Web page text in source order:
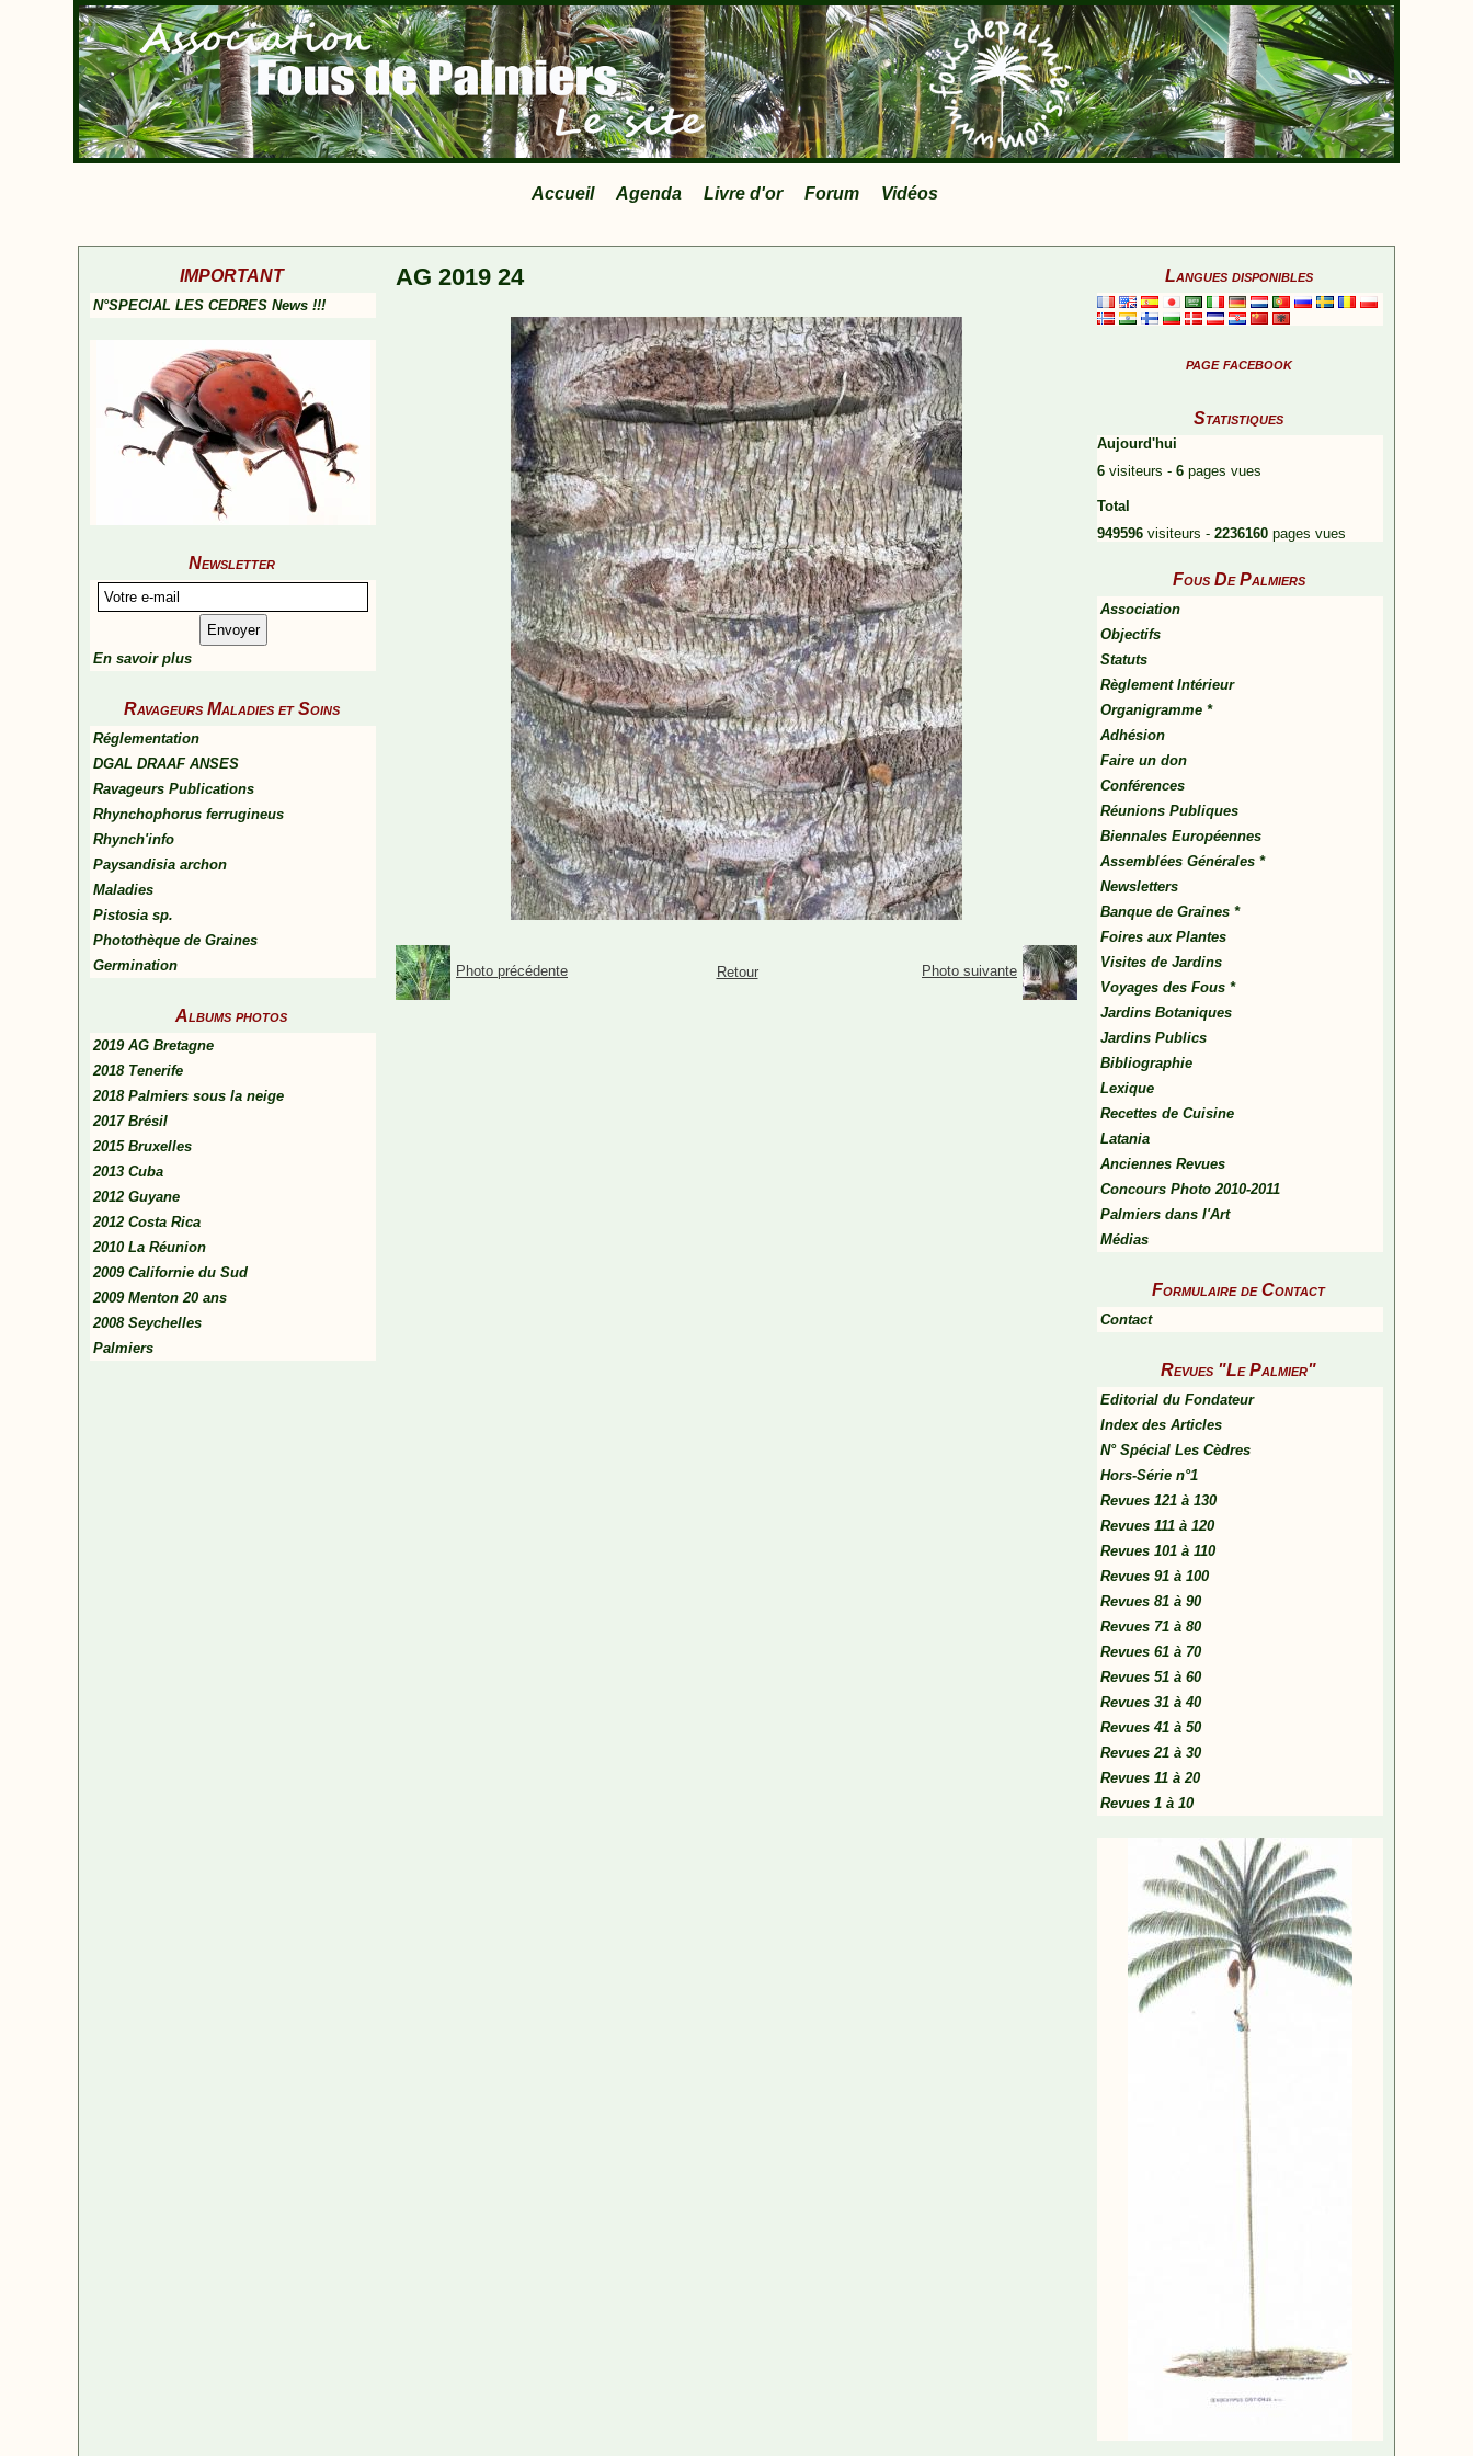
Accueil Agenda Livre d'or Forum Vidéos
IMPORTANT
N°SPECIAL LES CEDRES News !!!
Newsletter
En savoir plus
Ravageurs Maladies et Soins
Réglementation
DGAL DRAAF ANSES
Ravageurs Publications
Rhynchophorus ferrugineus
Rhynch'info
Paysandisia archon
Maladies
Pistosia sp.
Photothèque de Graines
Germination
Albums photos
2019 AG Bretagne
2018 Tenerife
2018 Palmiers sous la neige
2017 Brésil
2015 Bruxelles
2013 Cuba
2012 Guyane
2012 Costa Rica
2010 La Réunion
2009 Californie du Sud
2009 Menton 20 ans
2008 Seychelles
Palmiers
Langues disponibles
page facebook
Statistiques
Aujourd'hui
6 visiteurs - 6 pages vues
Total
949596 visiteurs - 2236160 pages vues
Fous De Palmiers
Association
Objectifs
Statuts
Règlement Intérieur
Organigramme *
Adhésion
Faire un don
Conférences
Réunions Publiques
Biennales Européennes
Assemblées Générales *
Newsletters
Banque de Graines *
Foires aux Plantes
Visites de Jardins
Voyages des Fous *
Jardins Botaniques
Jardins Publics
Bibliographie
Lexique
Recettes de Cuisine
Latania
Anciennes Revues
Concours Photo 2010-2011
Palmiers dans l'Art
Médias
Formulaire de Contact
Contact
Revues "Le Palmier"
Editorial du Fondateur
Index des Articles
N° Spécial Les Cèdres
Hors-Série n°1
Revues 121 à 130
Revues 111 à 120
Revues 101 à 110
Revues 91 à 100
Revues 81 à 90
Revues 71 à 80
Revues 61 à 70
Revues 51 à 60
Revues 31 à 40
Revues 41 à 50
Revues 21 à 30
Revues 11 à 20
Revues 1 à 10
AG 2019 24
Photo précédente Retour Photo suivante